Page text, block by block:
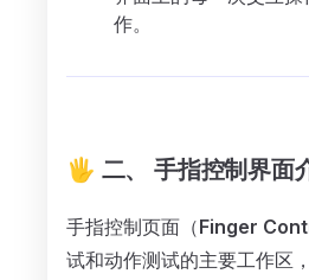
作。
🖐️ 二、 手指控制界面
手指控制页面（Finger
试和动作测试的主要工作区